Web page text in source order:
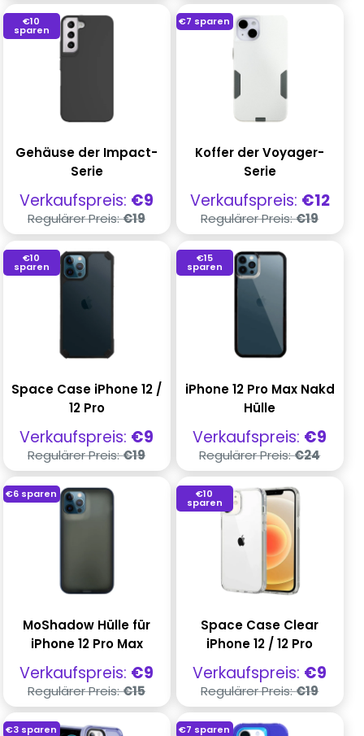
€10
sparen
Gehäuse der Impact-
Serie
Verkaufspreis
Verkaufspreis: €9
Regulärer
Preis
Regulärer Preis:€19
€7 sparen
Koffer der Voyager-
Serie
Verkaufspreis
Verkaufspreis: €12
Regulärer
Preis
Regulärer Preis:€19
€10
sparen
Space Case iPhone 12 /
12 Pro
Verkaufspreis
Verkaufspreis: €9
Regulärer
Preis
Regulärer Preis:€19
€15
sparen
iPhone 12 Pro Max Nakd
Hülle
Verkaufspreis
Verkaufspreis: €9
Regulärer
Preis
Regulärer Preis:€24
€6 sparen
MoShadow Hülle für
iPhone 12 Pro Max
Verkaufspreis
Verkaufspreis: €9
Regulärer
Preis
Regulärer Preis:€15
€10
sparen
Space Case Clear
iPhone 12 / 12 Pro
Verkaufspreis
Verkaufspreis: €9
Regulärer
Preis
Regulärer Preis:€19
€3 sparen €7 sparen